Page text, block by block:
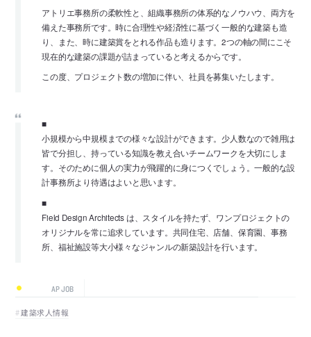
アトリエ事務所の柔軟性と、組織事務所の体系的なノウハウ、両方を
備えた事務所です。時に合理性や経済性に基づく一般的な建築も造
り、また、時に建築賞をとれる作品も造ります。2つの軸の間にこそ
現在的な建築の課題が詰まっていると考えるからです。
この度、プロジェクト数の増加に伴い、社員を募集いたします。
■
小規模から中規模までの様々な設計ができます。少人数なので雑用は
皆で分担し、持っている知識を教え合いチームワークを大切にしま
す。そのために個人の実力が飛躍的に身につくでしょう。一般的な設
計事務所より待遇はよいと思います。
■
Field Design Architects は、スタイルを持たず、ワンプロジェクトの
オリジナルを常に追求しています。共同住宅、店舗、保育園、事務
所、福祉施設等大小様々なジャンルの新築設計を行います。
AP JOB
建築求人情報